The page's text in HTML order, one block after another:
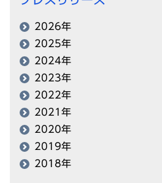
2026年
2025年
2024年
2023年
2022年
2021年
2020年
2019年
2018年